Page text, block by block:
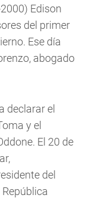
Edison
del primer
Ese día
abogado
declarar el
y el
El 20 de
del